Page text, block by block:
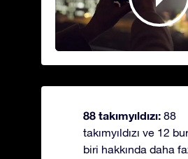
88 takımyıldızı: 88
takımyıldızı ve 12
biri hakkında daha